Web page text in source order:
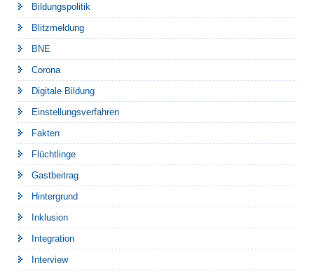
Bildungspolitik
Blitzmeldung
BNE
Corona
Digitale Bildung
Einstellungsverfahren
Fakten
Flüchtlinge
Gastbeitrag
Hintergrund
Inklusion
Integration
Interview